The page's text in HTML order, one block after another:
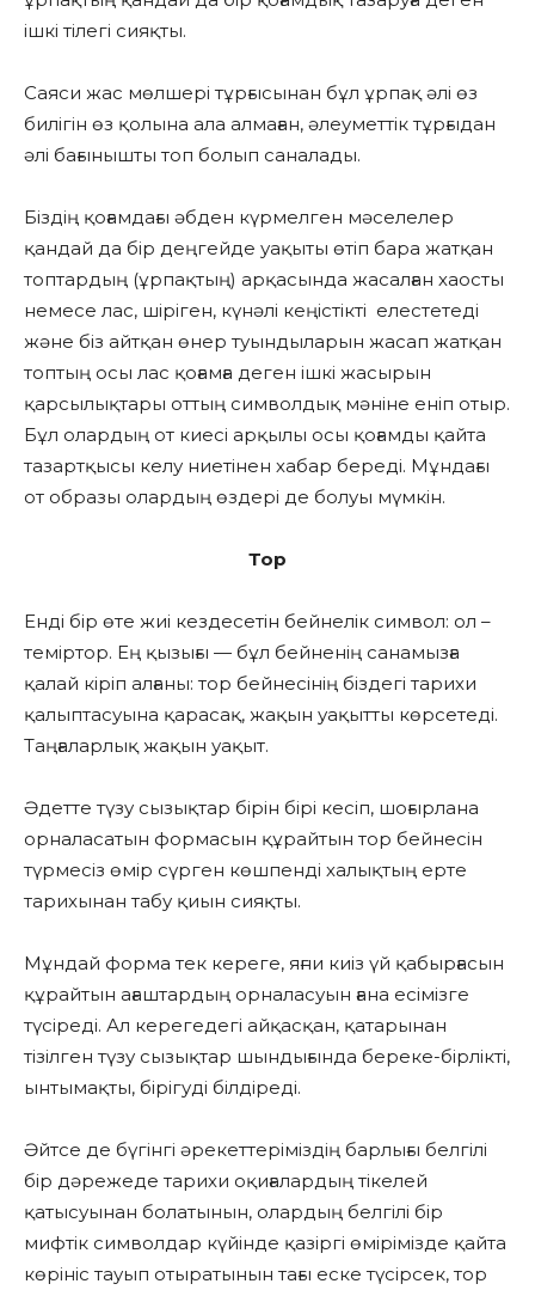
ішкі тілегі сияқты.
Саяси жас мөлшері тұрғысынан бұл ұрпақ әлі өз
билігін өз қолына ала алмаған, әлеуметтік тұрғыдан
әлі бағынышты топ болып саналады.
Біздің қоғамдағы әбден күрмелген мәселелер
қандай да бір деңгейде уақыты өтіп бара жатқан
топтардың (ұрпақтың) арқасында жасалған хаосты
немесе лас, шіріген, күнәлі кеңістікті елестетеді
және біз айтқан өнер туындыларын жасап жатқан
топтың осы лас қоғамға деген ішкі жасырын
қарсылықтары оттың символдық мәніне еніп отыр.
Бұл олардың от киесі арқылы осы қоғамды қайта
тазартқысы келу ниетінен хабар береді. Мұндағы
от образы олардың өздері де болуы мүмкін.
Тор
Енді бір өте жиі кездесетін бейнелік символ: ол –
теміртор. Ең қызығы — бұл бейненің санамызға
қалай кіріп алғаны: тор бейнесінің біздегі тарихи
қалыптасуына қарасақ, жақын уақытты көрсетеді.
Таңғаларлық жақын уақыт.
Әдетте түзу сызықтар бірін бірі кесіп, шоғырлана
орналасатын формасын құрайтын тор бейнесін
түрмесіз өмір сүрген көшпенді халықтың ерте
тарихынан табу қиын сияқты.
Мұндай форма тек кереге, яғни киіз үй қабырғасын
құрайтын ағаштардың орналасуын ғана есімізге
түсіреді. Ал керегедегі айқасқан, қатарынан
тізілген түзу сызықтар шындығында береке-бірлікті,
ынтымақты, бірігуді білдіреді.
Әйтсе де бүгінгі әрекеттеріміздің барлығы белгілі
бір дәрежеде тарихи оқиғалардың тікелей
қатысуынан болатынын, олардың белгілі бір
мифтік символдар күйінде қазіргі өмірімізде қайта
көрініс тауып отыратынын тағы еске түсірсек, тор